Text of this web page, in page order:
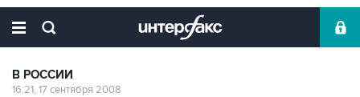
В РОССИИ
16:21, 17 сентября 2008